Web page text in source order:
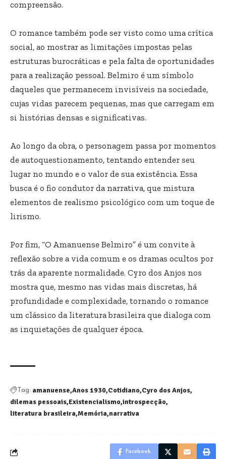
compreensão.
O romance também pode ser visto como uma crítica
social, ao mostrar as limitações impostas pelas
estruturas burocráticas e pela falta de oportunidades
para a realização pessoal. Belmiro é um símbolo
daqueles que permanecem invisíveis na sociedade,
cujas vidas parecem pequenas, mas que carregam em
si histórias densas e significativas.
Ao longo da obra, o personagem passa por momentos
de autoquestionamento, tentando entender seu
lugar no mundo e o valor de sua existência. Essa
busca é o fio condutor da narrativa, que mistura
elementos de realismo psicológico com um toque de
lirismo.
Por fim, “O Amanuense Belmiro” é um convite à
reflexão sobre a vida comum e os dramas ocultos por
trás da aparente normalidade. Cyro dos Anjos nos
mostra que, mesmo nas vidas mais discretas, há
profundidade e complexidade, tornando o romance
um clássico da literatura brasileira que dialoga com
as inquietações de qualquer época.
Tag: amanuense Anos 1930 Cotidiano Cyro dos Anjos
dilemas pessoais Existencialismo introspecção
literatura brasileira Memória narrativa
Facebook